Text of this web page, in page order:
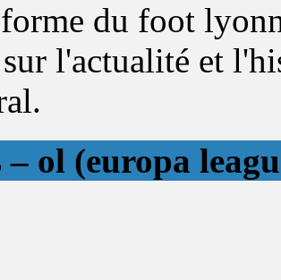
du foot
l'actualité et
– ol (europa